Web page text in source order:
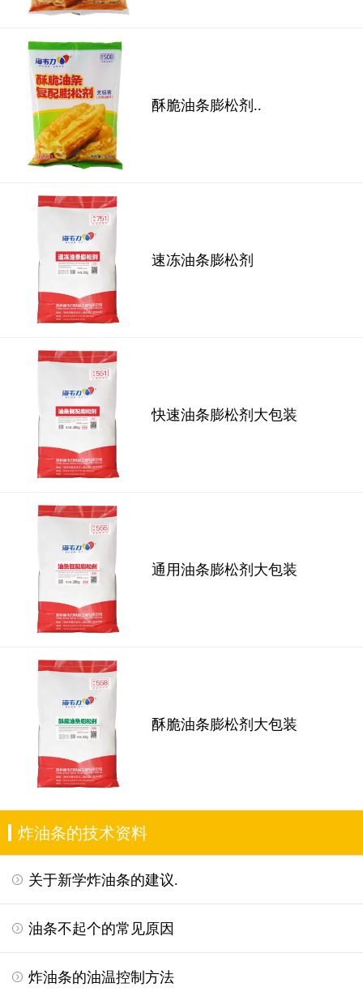
酥脆油条膨松剂..
速冻油条膨松剂
快速油条膨松剂大包装
通用油条膨松剂大包装
酥脆油条膨松剂大包装
炸油条的技术资料
关于新学炸油条的建议.
油条不起个的常见原因
炸油条的油温控制方法